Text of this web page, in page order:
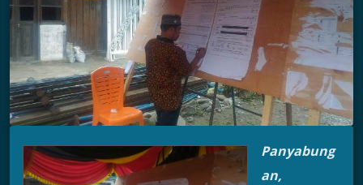
Panyabung
an,